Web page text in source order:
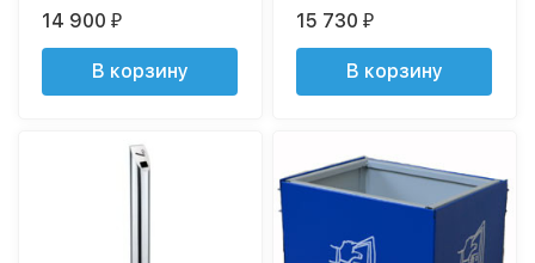
14 900₽
В корзину
15 730₽
В корзину